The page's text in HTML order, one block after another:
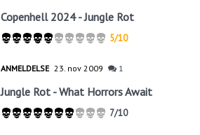
Copenhell 2024 - Jungle Rot
5/10
ANMELDELSE 23. nov 2009 1
Jungle Rot - What Horrors Await
7/10